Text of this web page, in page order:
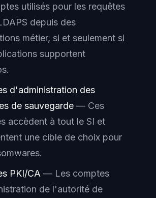
utilisés pour les requêtes
depuis des
métier, si et seulement si
supportent
d'administration des
de sauvegarde — Ces
accèdent à tout le SI et
une cible de choix pour
PKI/CA — Les comptes
de l'autorité de